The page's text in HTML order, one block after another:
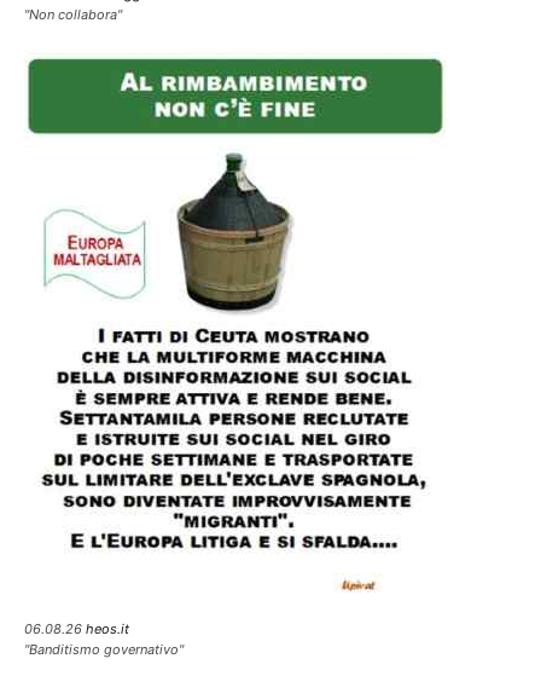
"Non collabora"
06.08.26 heos.it
"Banditismo governativo"